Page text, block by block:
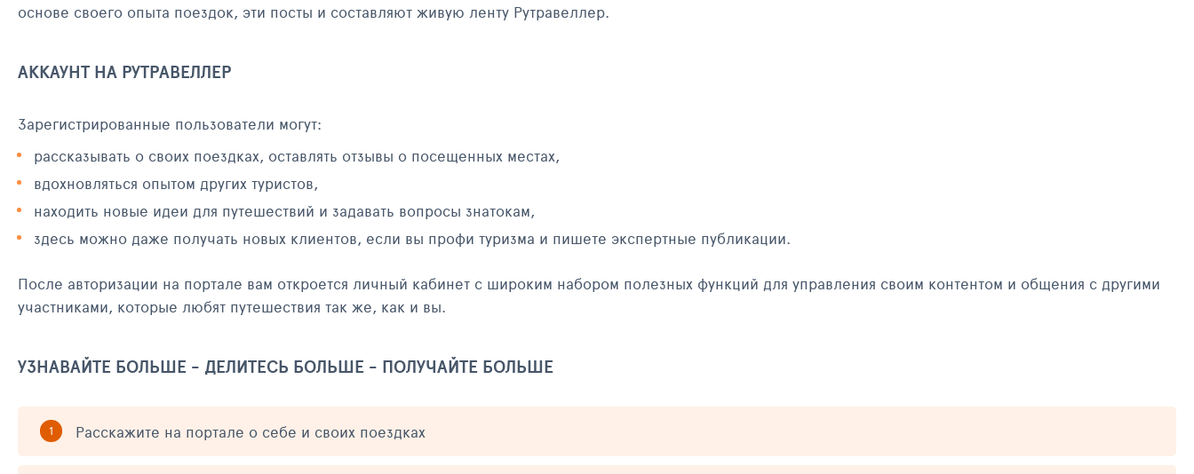
основе своего опыта поездок, эти посты и составляют живую ленту Рутравеллер.
АККАУНТ НА РУТРАВЕЛЛЕР
Зарегистрированные пользователи могут:
рассказывать о своих поездках, оставлять отзывы о посещенных местах,
вдохновляться опытом других туристов,
находить новые идеи для путешествий и задавать вопросы знатокам,
здесь можно даже получать новых клиентов, если вы профи туризма и пишете экспертные публикации.
После авторизации на портале вам откроется личный кабинет с широким набором полезных функций для управления своим контентом и общения с другими
участниками, которые любят путешествия так же, как и вы.
УЗНАВАЙТЕ БОЛЬШЕ - ДЕЛИТЕСЬ БОЛЬШЕ - ПОЛУЧАЙТЕ БОЛЬШЕ
Расскажите на портале о себе и своих поездках